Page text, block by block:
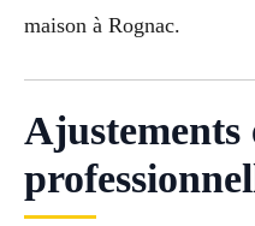
maison à Rognac.